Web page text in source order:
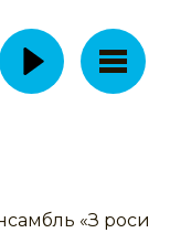
«З роси